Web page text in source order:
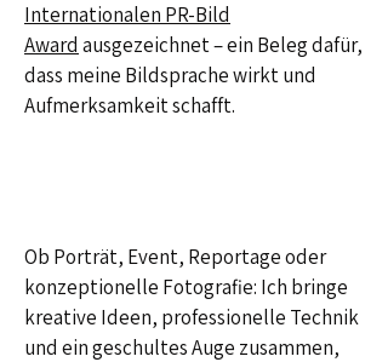
Internationalen PR-Bild
Award ausgezeichnet – ein Beleg dafür,
dass meine Bildsprache wirkt und
Aufmerksamkeit schafft.
Ob Porträt, Event, Reportage oder
konzeptionelle Fotografie: Ich bringe
kreative Ideen, professionelle Technik
und ein geschultes Auge zusammen,